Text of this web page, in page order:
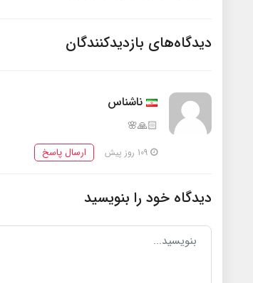
دیدگاه‌های بازدیدکنندگان
ناشناس
🙏🏻🌸
ارسال پاسخ
دیدگاه خود را بنویسید